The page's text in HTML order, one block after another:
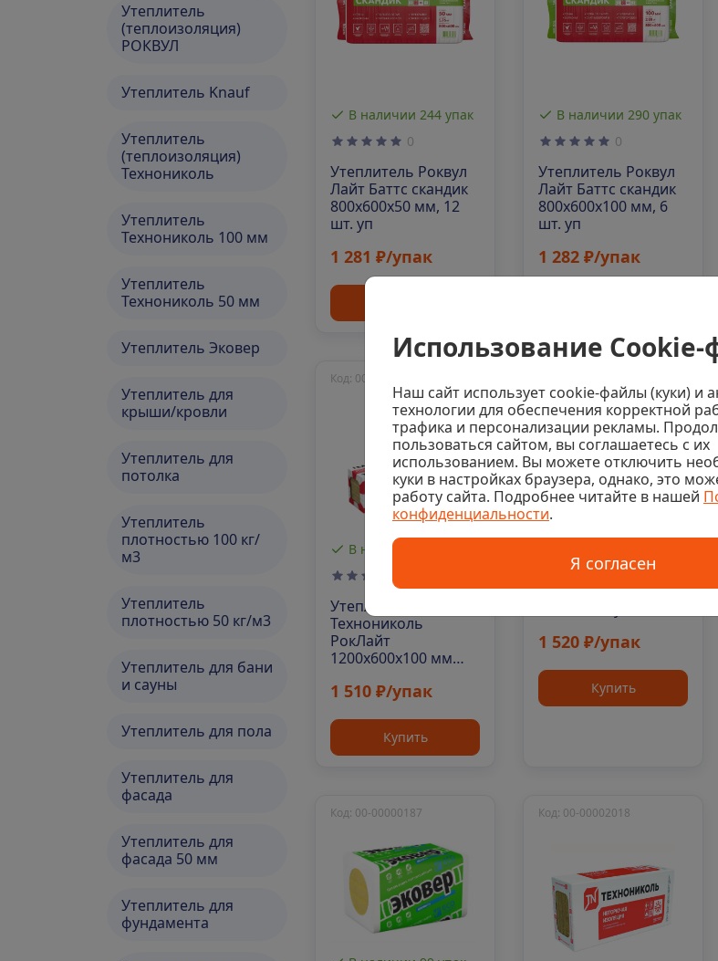
Утеплитель
(теплоизоляция)
РОКВУЛ
Утеплитель Knauf
Утеплитель
(теплоизоляция)
Технониколь
Утеплитель
Технониколь 100 мм
Утеплитель
Технониколь 50 мм
Утеплитель Эковер
Утеплитель для
крыши/кровли
Утеплитель для
потолка
Утеплитель
плотностью 100 кг/
м3
Утеплитель
плотностью 50 кг/м3
Утеплитель для бани
и сауны
Утеплитель для пола
Утеплитель для
фасада
Утеплитель для
фасада 50 мм
Утеплитель для
фундамента
В наличии 244 упак
0
Утеплитель Роквул
Лайт Баттс скандик
800х600х50 мм, 12
шт. уп
1 281 ₽/упак
В наличии 290 упак
0
Утеплитель Роквул
Лайт Баттс скандик
800х600х100 мм, 6
шт. уп
1 282 ₽/упак
В наличии 116 упак
Код: 00-00002411
Утеплитель
Технониколь
РокЛайт
1200х600х100 мм
1 510 ₽/упак
Купить
0
Утеплитель Эковер
Лайт 35 1000х600х50
1 520 ₽/упак
Купить
Код: 00-00000187 Код: 00-00002018
Использование
Наш сайт использует cookie-файлы (куки) и
технологии для обеспечения корректной
трафика и персонализации рекламы.
пользоваться сайтом, вы соглашаетесь с их
использованием. Вы можете отключить
куки в настройках браузера, однако, это
работу сайта. Подробнее читайте в нашей
конфиденциальности.
Я согласен